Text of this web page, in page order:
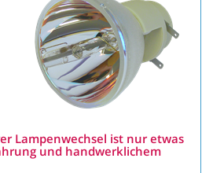
Lampenwechsel ist nur etwas
und handwerklichem